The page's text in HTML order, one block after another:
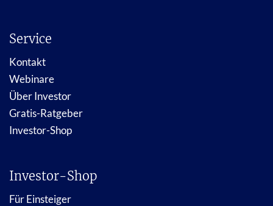
Service
Kontakt
Webinare
Über Investor
Gratis-Ratgeber
Investor-Shop
Investor-Shop
Für Einsteiger